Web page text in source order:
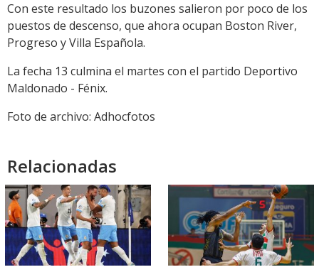
Con este resultado los buzones salieron por poco de los
puestos de descenso, que ahora ocupan Boston River,
Progreso y Villa Española.
La fecha 13 culmina el martes con el partido Deportivo
Maldonado - Fénix.
Foto de archivo: Adhocfotos
Relacionadas